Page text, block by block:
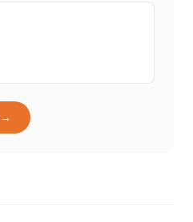
→